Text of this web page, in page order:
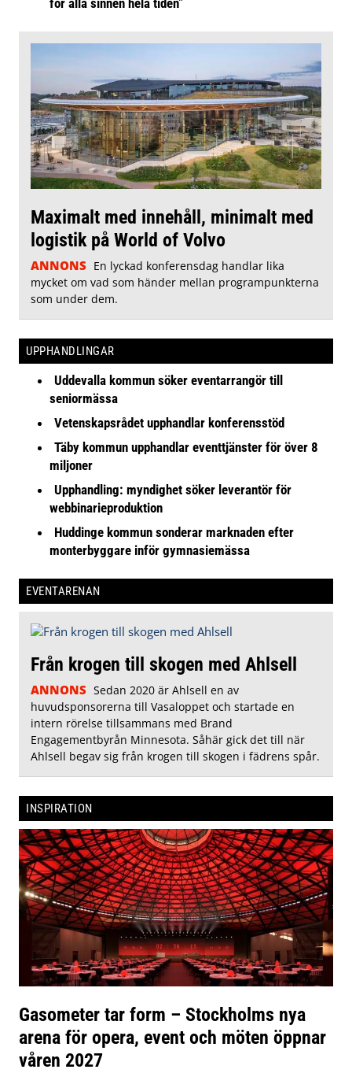
för alla sinnen hela tiden”
Maximalt med innehåll, minimalt med
logistik på World of Volvo
ANNONS En lyckad konferensdag handlar lika
mycket om vad som händer mellan programpunkterna
som under dem.
UPPHANDLINGAR
Uddevalla kommun söker eventarrangör till
seniormässa
Vetenskapsrådet upphandlar konferensstöd
Täby kommun upphandlar eventtjänster för över 8
miljoner
Upphandling: myndighet söker leverantör för
webbinarieproduktion
Huddinge kommun sonderar marknaden efter
monterbyggare inför gymnasiemässa
EVENTARENAN
Från krogen till skogen med Ahlsell
ANNONS Sedan 2020 är Ahlsell en av
huvudsponsorerna till Vasaloppet och startade en
intern rörelse tillsammans med Brand
Engagementbyrån Minnesota. Såhär gick det till när
Ahlsell begav sig från krogen till skogen i fädrens spår.
INSPIRATION
Gasometer tar form – Stockholms nya
arena för opera, event och möten öppnar
våren 2027